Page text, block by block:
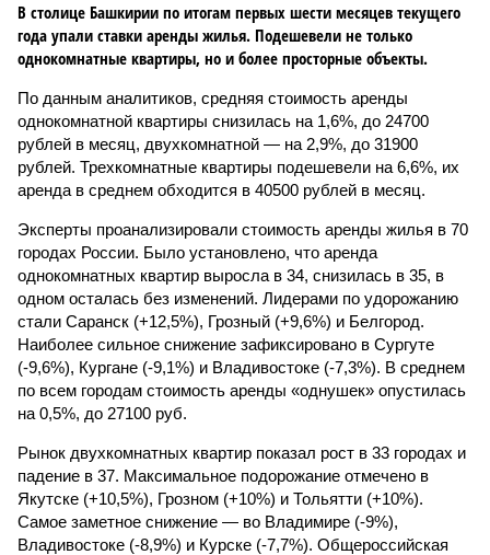
В столице Башкирии по итогам первых шести месяцев текущего
года упали ставки аренды жилья. Подешевели не только
однокомнатные квартиры, но и более просторные объекты.
По данным аналитиков, средняя стоимость аренды
однокомнатной квартиры снизилась на 1,6%, до 24700
рублей в месяц, двухкомнатной — на 2,9%, до 31900
рублей. Трехкомнатные квартиры подешевели на 6,6%, их
аренда в среднем обходится в 40500 рублей в месяц.
Эксперты проанализировали стоимость аренды жилья в 70
городах России. Было установлено, что аренда
однокомнатных квартир выросла в 34, снизилась в 35, в
одном осталась без изменений. Лидерами по удорожанию
стали Саранск (+12,5%), Грозный (+9,6%) и Белгород.
Наиболее сильное снижение зафиксировано в Сургуте
(-9,6%), Кургане (-9,1%) и Владивостоке (-7,3%). В среднем
по всем городам стоимость аренды «однушек» опустилась
на 0,5%, до 27100 руб.
Рынок двухкомнатных квартир показал рост в 33 городах и
падение в 37. Максимальное подорожание отмечено в
Якутске (+10,5%), Грозном (+10%) и Тольятти (+10%).
Самое заметное снижение — во Владимире (-9%),
Владивостоке (-8,9%) и Курске (-7,7%). Общероссийская